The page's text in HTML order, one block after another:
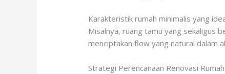
Karakteristik rumah minimalis yang
Misalnya, ruang tamu yang sekaligus
menciptakan flow yang natural dalam
Strategi Perencanaan Renovasi